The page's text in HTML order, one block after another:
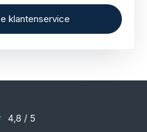
Nederland.
klantenservice